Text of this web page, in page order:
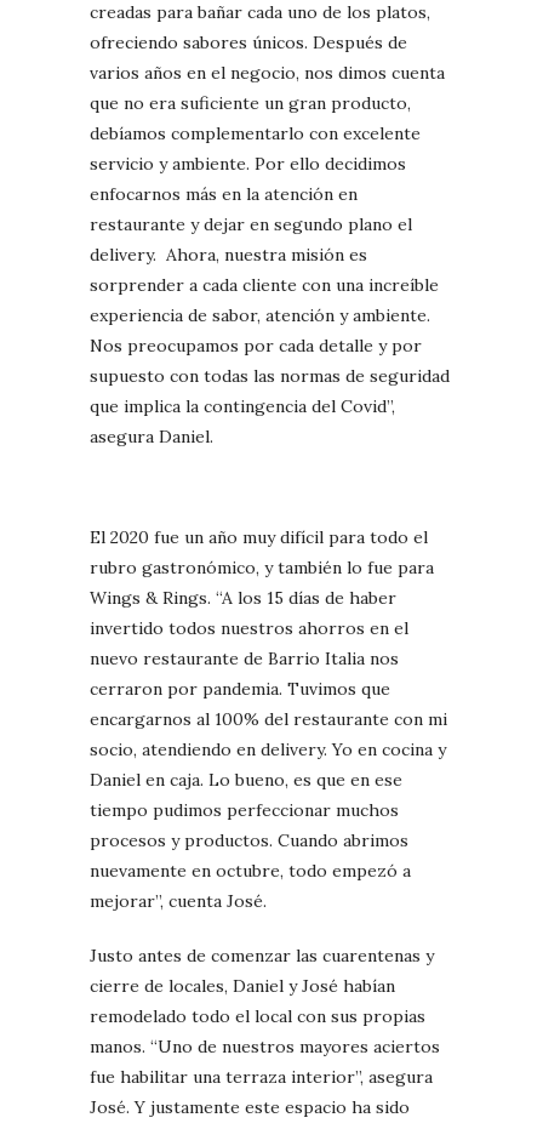
creadas para bañar cada uno de los platos,
ofreciendo sabores únicos. Después de
varios años en el negocio, nos dimos cuenta
que no era suficiente un gran producto,
debíamos complementarlo con excelente
servicio y ambiente. Por ello decidimos
enfocarnos más en la atención en
restaurante y dejar en segundo plano el
delivery. Ahora, nuestra misión es
sorprender a cada cliente con una increíble
experiencia de sabor, atención y ambiente.
Nos preocupamos por cada detalle y por
supuesto con todas las normas de seguridad
que implica la contingencia del Covid”,
asegura Daniel.
El 2020 fue un año muy difícil para todo el
rubro gastronómico, y también lo fue para
Wings & Rings. “A los 15 días de haber
invertido todos nuestros ahorros en el
nuevo restaurante de Barrio Italia nos
cerraron por pandemia. Tuvimos que
encargarnos al 100% del restaurante con mi
socio, atendiendo en delivery. Yo en cocina y
Daniel en caja. Lo bueno, es que en ese
tiempo pudimos perfeccionar muchos
procesos y productos. Cuando abrimos
nuevamente en octubre, todo empezó a
mejorar”, cuenta José.
Justo antes de comenzar las cuarentenas y
cierre de locales, Daniel y José habían
remodelado todo el local con sus propias
manos. “Uno de nuestros mayores aciertos
fue habilitar una terraza interior”, asegura
José. Y justamente este espacio ha sido